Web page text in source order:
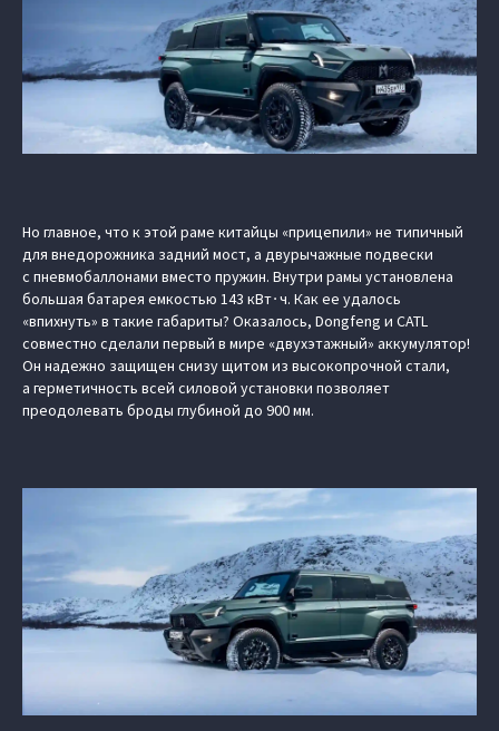
Но главное, что к этой раме китайцы «прицепили» не типичный
для внедорожника задний мост, а двурычажные подвески
с пневмобаллонами вместо пружин. Внутри рамы установлена
большая батарея емкостью 143 кВт∙ч. Как ее удалось
«впихнуть» в такие габариты? Оказалось, Dongfeng и CATL
совместно сделали первый в мире «двухэтажный» аккумулятор!
Он надежно защищен снизу щитом из высокопрочной стали,
а герметичность всей силовой установки позволяет
преодолевать броды глубиной до 900 мм.